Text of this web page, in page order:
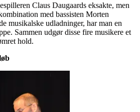
Claus Daugaards eksakte, men
med bassisten Morten
musikalske udladninger, har man en
Sammen udgør disse fire musikere et
hold.